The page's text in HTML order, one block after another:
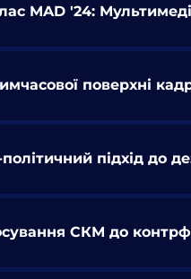
MAD '24:
поверхні
підхід до
СКМ до